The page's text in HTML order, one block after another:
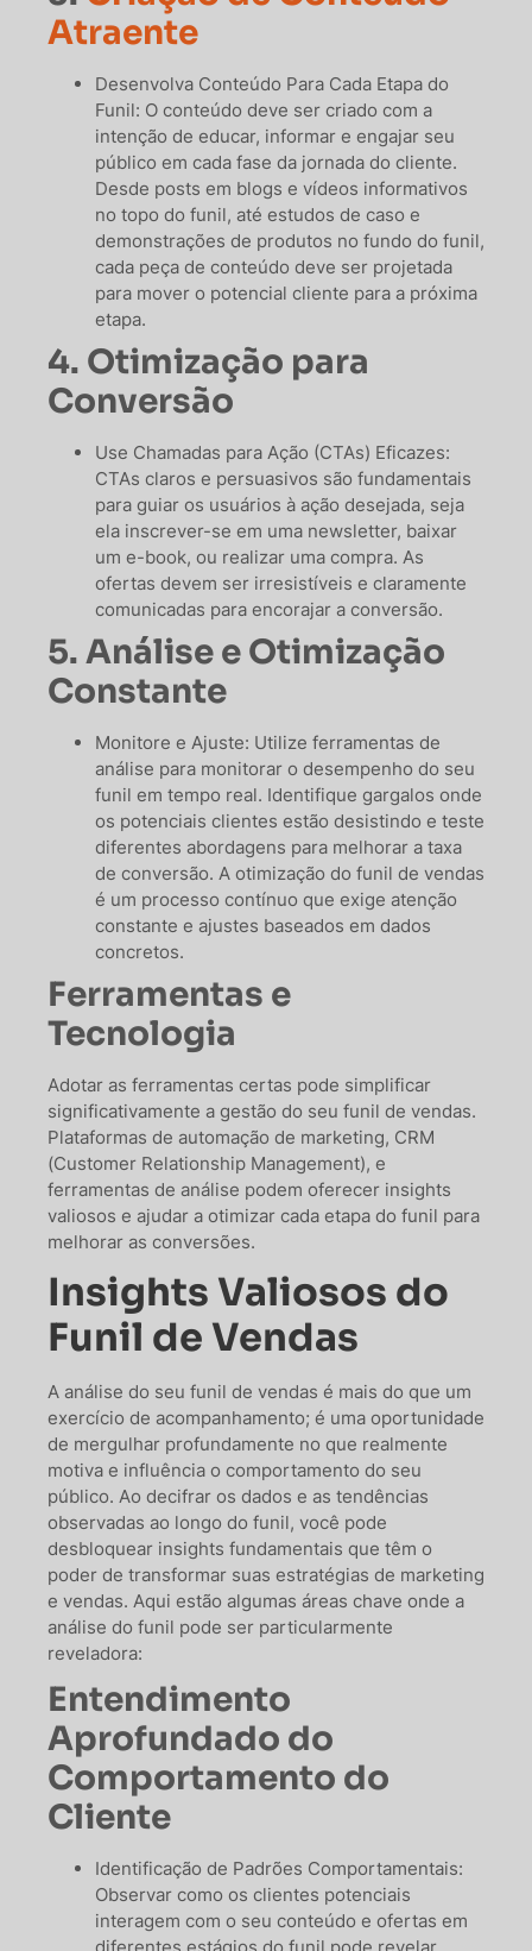
Atraente
Desenvolva Conteúdo Para Cada Etapa do
Funil: O conteúdo deve ser criado com a
intenção de educar, informar e engajar seu
público em cada fase da jornada do cliente.
Desde posts em blogs e vídeos informativos
no topo do funil, até estudos de caso e
demonstrações de produtos no fundo do funil,
cada peça de conteúdo deve ser projetada
para mover o potencial cliente para a próxima
etapa.
4. Otimização para
Conversão
Use Chamadas para Ação (CTAs) Eficazes:
CTAs claros e persuasivos são fundamentais
para guiar os usuários à ação desejada, seja
ela inscrever-se em uma newsletter, baixar
um e-book, ou realizar uma compra. As
ofertas devem ser irresistíveis e claramente
comunicadas para encorajar a conversão.
5. Análise e Otimização
Constante
Monitore e Ajuste: Utilize ferramentas de
análise para monitorar o desempenho do seu
funil em tempo real. Identifique gargalos onde
os potenciais clientes estão desistindo e teste
diferentes abordagens para melhorar a taxa
de conversão. A otimização do funil de vendas
é um processo contínuo que exige atenção
constante e ajustes baseados em dados
concretos.
Ferramentas e
Tecnologia
Adotar as ferramentas certas pode simplificar
significativamente a gestão do seu funil de vendas.
Plataformas de automação de marketing, CRM
(Customer Relationship Management), e
ferramentas de análise podem oferecer insights
valiosos e ajudar a otimizar cada etapa do funil para
melhorar as conversões.
Insights Valiosos do
Funil de Vendas
A análise do seu funil de vendas é mais do que um
exercício de acompanhamento; é uma oportunidade
de mergulhar profundamente no que realmente
motiva e influência o comportamento do seu
público. Ao decifrar os dados e as tendências
observadas ao longo do funil, você pode
desbloquear insights fundamentais que têm o
poder de transformar suas estratégias de marketing
e vendas. Aqui estão algumas áreas chave onde a
análise do funil pode ser particularmente
reveladora:
Entendimento
Aprofundado do
Comportamento do
Cliente
Identificação de Padrões Comportamentais:
Observar como os clientes potenciais
interagem com o seu conteúdo e ofertas em